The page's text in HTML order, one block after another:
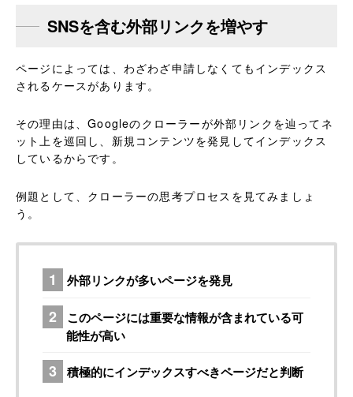
SNSを含む外部リンクを増やす
ページによっては、わざわざ申請しなくてもインデックス
されるケースがあります。
その理由は、Googleのクローラーが外部リンクを辿ってネ
ット上を巡回し、新規コンテンツを発見してインデックス
しているからです。
例題として、クローラーの思考プロセスを見てみましょ
う。
外部リンクが多いページを発見
このページには重要な情報が含まれている可
能性が高い
積極的にインデックスすべきページだと判断